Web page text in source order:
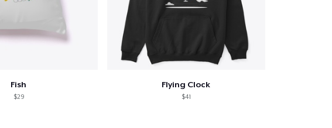
Fish
$29
Flying Clock
$41